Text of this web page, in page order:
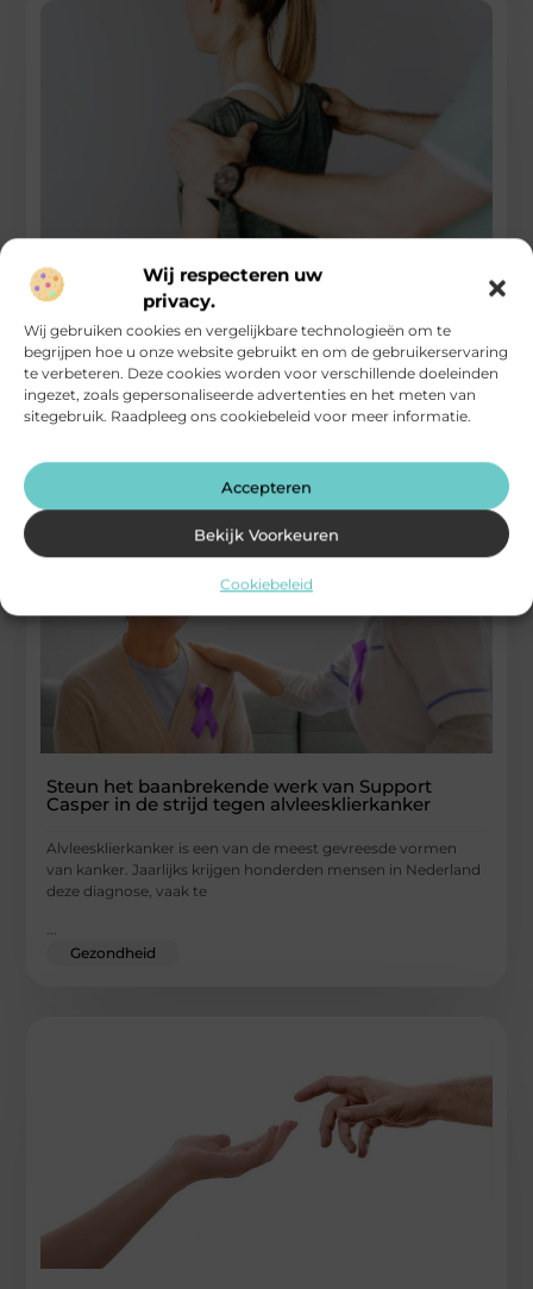
Wij respecteren uw
privacy.
Wij gebruiken cookies en vergelijkbare technologieën om te
begrijpen hoe u onze website gebruikt en om de gebruikerservaring
te verbeteren. Deze cookies worden voor verschillende doeleinden
ingezet, zoals gepersonaliseerde advertenties en het meten van
sitegebruik. Raadpleeg ons cookiebeleid voor meer informatie.
Accepteren
Bekijk Voorkeuren
Cookiebeleid
Handfysiotherapie: gespecialiseerde zorg voor
hand, pols en onderarm
Handfysiotherapie richt zich op het behandelen van klachten
en beperkingen aan de hand, pols en onderarm. Deze
klachten ontstaan vaak
...
Steun het baanbrekende werk van Support
Casper in de strijd tegen alvleesklierkanker
Alvleesklierkanker is een van de meest gevreesde vormen
van kanker. Jaarlijks krijgen honderden mensen in Nederland
deze diagnose, vaak te
...
Gezondheid